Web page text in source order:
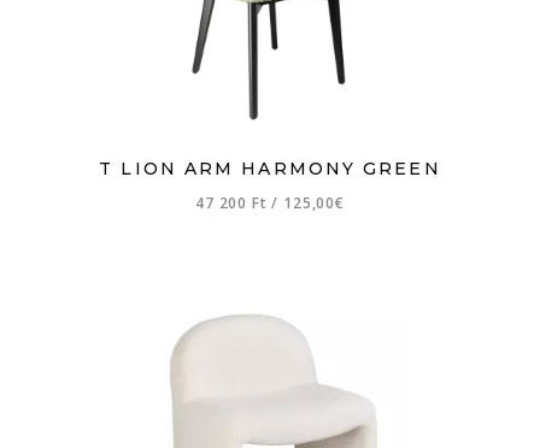
T LION ARM HARMONY GREEN
47 200 Ft/ 125,00€